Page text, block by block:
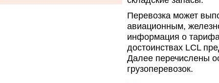
Перевозка может
авиационным,
информация о
достоинствах LCL
Далее перечислены
грузоперевозок.